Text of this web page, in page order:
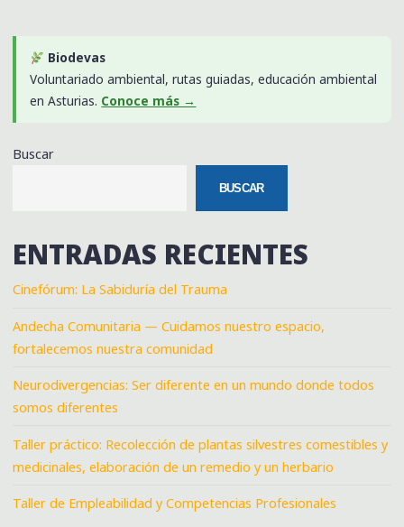
Biodevas
Voluntariado ambiental, rutas guiadas, educación ambiental
en Asturias. Conoce más →
Buscar
BUSCAR
ENTRADAS RECIENTES
Cinefórum: La Sabiduría del Trauma
Andecha Comunitaria — Cuidamos nuestro espacio,
fortalecemos nuestra comunidad
Neurodivergencias: Ser diferente en un mundo donde todos
somos diferentes
Taller práctico: Recolección de plantas silvestres comestibles y
medicinales, elaboración de un remedio y un herbario
Taller de Empleabilidad y Competencias Profesionales